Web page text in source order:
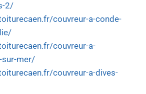
2/
couvreur-a-conde-
couvreur-a-
sur-mer/
couvreur-a-dives-